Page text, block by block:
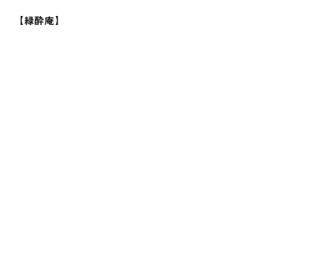
【緑酔庵】